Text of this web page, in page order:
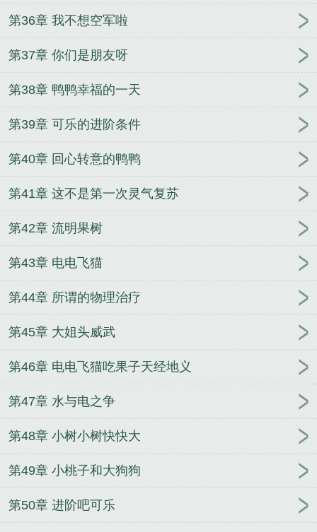
第36章 我不想空军啦
第37章 你们是朋友呀
第38章 鸭鸭幸福的一天
第39章 可乐的进阶条件
第40章 回心转意的鸭鸭
第41章 这不是第一次灵气复苏
第42章 流明果树
第43章 电电飞猫
第44章 所谓的物理治疗
第45章 大姐头威武
第46章 电电飞猫吃果子天经地义
第47章 水与电之争
第48章 小树小树快快大
第49章 小桃子和大狗狗
第50章 进阶吧可乐